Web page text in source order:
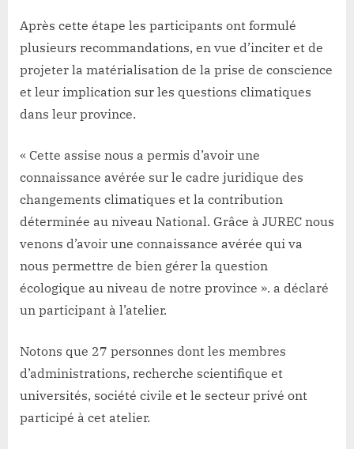
Après cette étape les participants ont formulé
plusieurs recommandations, en vue d’inciter et de
projeter la matérialisation de la prise de conscience
et leur implication sur les questions climatiques
dans leur province.
« Cette assise nous a permis d’avoir une
connaissance avérée sur le cadre juridique des
changements climatiques et la contribution
déterminée au niveau National. Grâce à JUREC nous
venons d’avoir une connaissance avérée qui va
nous permettre de bien gérer la question
écologique au niveau de notre province ». a déclaré
un participant à l’atelier.
Notons que 27 personnes dont les membres
d’administrations, recherche scientifique et
universités, société civile et le secteur privé ont
participé à cet atelier.